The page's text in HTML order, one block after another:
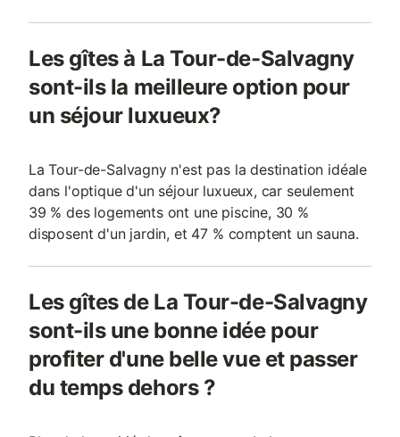
Les gîtes à La Tour-de-Salvagny
sont-ils la meilleure option pour
un séjour luxueux?
La Tour-de-Salvagny n'est pas la destination idéale
dans l'optique d'un séjour luxueux, car seulement
39 % des logements ont une piscine, 30 %
disposent d'un jardin, et 47 % comptent un sauna.
Les gîtes de La Tour-de-Salvagny
sont-ils une bonne idée pour
profiter d'une belle vue et passer
du temps dehors ?